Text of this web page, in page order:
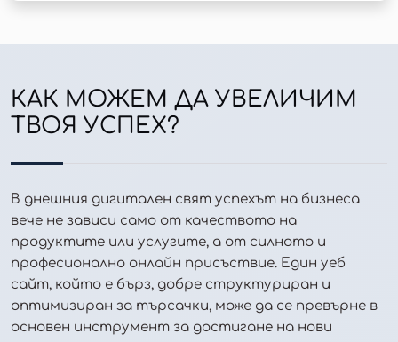
КАК МОЖЕМ ДА УВЕЛИЧИМ
ТВОЯ УСПЕХ?
В днешния дигитален свят успехът на бизнеса
вече не зависи само от качеството на
продуктите или услугите, а от силното и
професионално онлайн присъствие. Един уеб
сайт, който е бърз, добре структуриран и
оптимизиран за търсачки, може да се превърне в
основен инструмент за достигане на нови